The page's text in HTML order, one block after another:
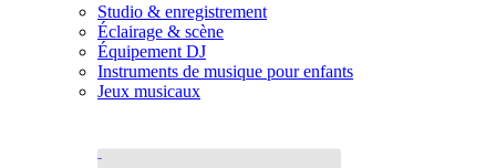
Studio & enregistrement
Éclairage & scène
Équipement DJ
Instruments de musique pour enfants
Jeux musicaux